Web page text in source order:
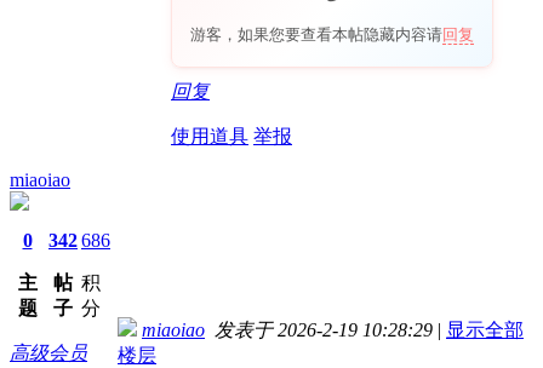
游客，如果您要查看本帖隐藏内容请回复
回复
使用道具 举报
miaoiao
0
主
题
342
帖
子
686
积
分
高级会员
miaoiao 发表于 2026-2-19 10:28:29 | 显示全部
楼层